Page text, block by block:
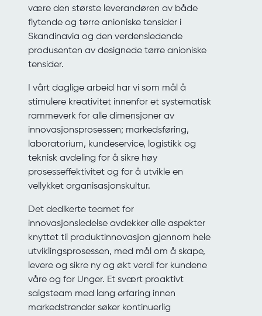
være den største leverandøren av både
flytende og tørre anioniske tensider i
Skandinavia og den verdensledende
produsenten av designede tørre anioniske
tensider.
I vårt daglige arbeid har vi som mål å
stimulere kreativitet innenfor et systematisk
rammeverk for alle dimensjoner av
innovasjonsprosessen; markedsføring,
laboratorium, kundeservice, logistikk og
teknisk avdeling for å sikre høy
prosesseffektivitet og for å utvikle en
vellykket organisasjonskultur.
Det dedikerte teamet for
innovasjonsledelse avdekker alle aspekter
knyttet til produktinnovasjon gjennom hele
utviklingsprosessen, med mål om å skape,
levere og sikre ny og økt verdi for kundene
våre og for Unger. Etsvært proaktivt
salgsteam med lang erfaring innen
markedstrender søker kontinuerlig